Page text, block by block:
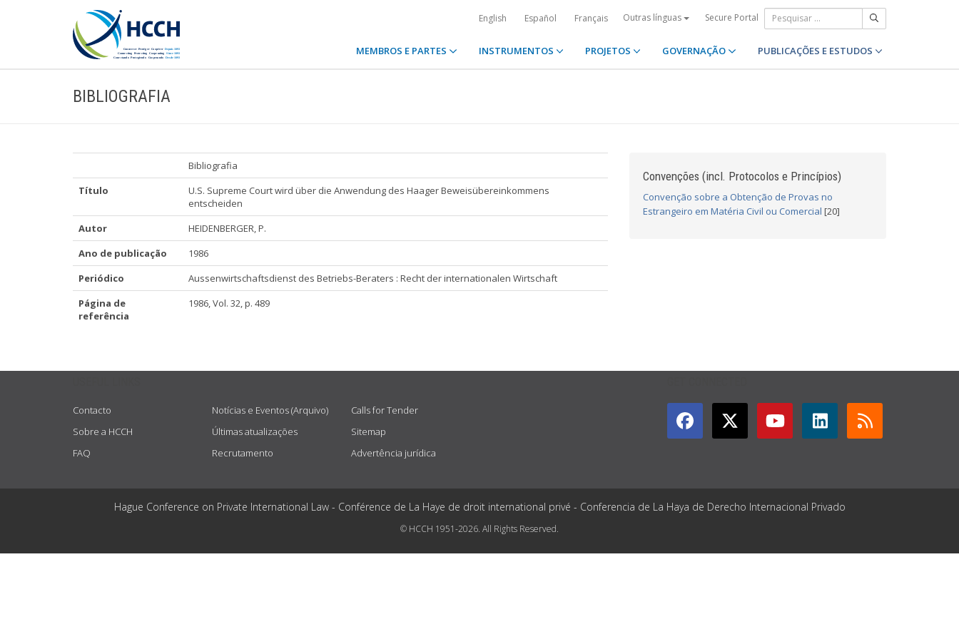
English Español Français Outras línguas Secure Portal
MEMBROS E PARTES INSTRUMENTOS PROJETOS GOVERNAÇÃO PUBLICAÇÕES E ESTUDOS
BIBLIOGRAFIA
Bibliografia
Título
U.S. Supreme Court wird über die Anwendung des Haager Beweisübereinkommens
entscheiden
Autor
HEIDENBERGER, P.
Ano de publicação
1986
Periódico
Aussenwirtschaftsdienst des Betriebs-Beraters : Recht der internationalen Wirtschaft
Página de
referência
1986, Vol. 32, p. 489
Convenções (incl. Protocolos e Princípios)
Convenção sobre a Obtenção de Provas no
Estrangeiro em Matéria Civil ou Comercial [20]
Contacto
Sobre a HCCH
FAQ
Notícias e Eventos (Arquivo)
Últimas atualizações
Recrutamento
Calls for Tender
Sitemap
Advertência jurídica
Hague Conference on Private International Law - Conférence de La Haye de droit international privé - Conferencia de La Haya de Derecho Internacional Privado
© HCCH 1951-2026. All Rights Reserved.